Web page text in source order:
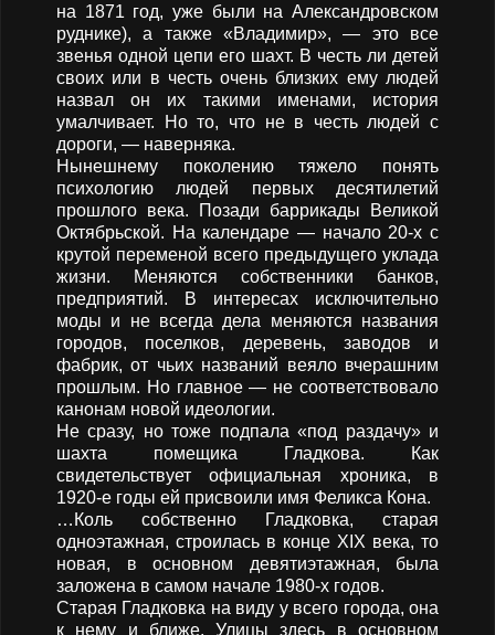
на 1871 год, уже были на Александровском
руднике), а также «Владимир», — это все
звенья одной цепи его шахт. В честь ли детей
своих или в честь очень близких ему людей
назвал он их такими именами, история
умалчивает. Но то, что не в честь людей с
дороги, — наверняка.
Нынешнему поколению тяжело понять
психологию людей первых десятилетий
прошлого века. Позади баррикады Великой
Октябрьской. На календаре — начало 20-х с
крутой переменой всего предыдущего уклада
жизни. Меняются собственники банков,
предприятий. В интересах исключительно
моды и не всегда дела меняются названия
городов, поселков, деревень, заводов и
фабрик, от чьих названий веяло вчерашним
прошлым. Но главное — не соответствовало
канонам новой идеологии.
Не сразу, но тоже подпала «под раздачу» и
шахта помещика Гладкова. Как
свидетельствует официальная хроника, в
1920-е годы ей присвоили имя Феликса Кона.
…Коль собственно Гладковка, старая
одноэтажная, строилась в конце XIХ века, то
новая, в основном девятиэтажная, была
заложена в самом начале 1980-х годов.
Старая Гладковка на виду у всего города, она
к нему и ближе. Улицы здесь в основном